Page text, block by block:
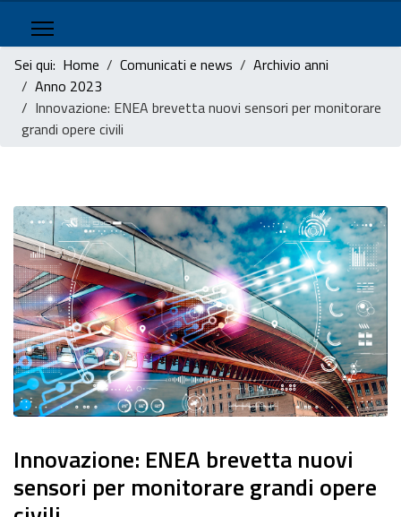
Sei qui: Home Comunicati e news
Archivio anni
Anno 2023
Innovazione: ENEA brevetta nuovi sensori per monitorare
grandi opere civili
Innovazione: ENEA brevetta nuovi
sensori per monitorare grandi opere